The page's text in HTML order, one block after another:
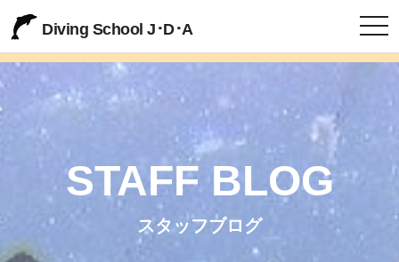
Diving School J･D･A
STAFF BLOG
スタッフブログ